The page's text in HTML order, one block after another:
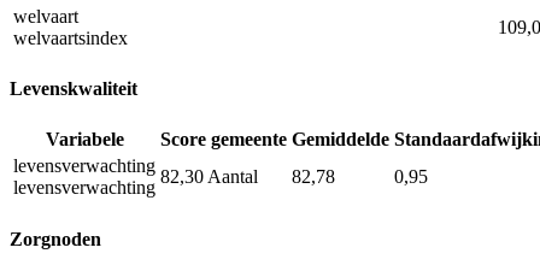
welvaart
welvaartsindex
Levenskwaliteit
Variabele Score gemeente Gemiddelde
levensverwachting
levensverwachting
82,30Aantal 82,78 0,95
Zorgnoden